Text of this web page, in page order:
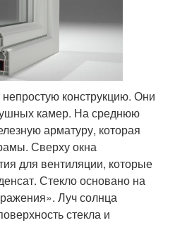
конструкцию. Они
камер. На среднюю
арматуру, которая
Сверху окна
для вентиляции, которые
Стекло основано на
Луч солнца
стекла и